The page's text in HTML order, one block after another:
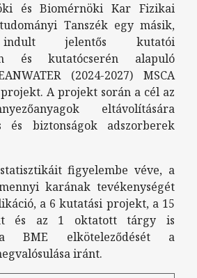
és Biomérnöki Kar Fizikai
Tanszék egy másik,
indult jelentős kutatói
és kutatócserén alapuló
(2024-2027) MSCA
projekt. A projekt során a cél az
eltávolítására
és biztonságok adszorberek
figyelembe véve, a
karának tevékenységét
a 6 kutatási projekt, a 15
és az 1 oktatott tárgy is
a BME elköteleződését a
iránt.